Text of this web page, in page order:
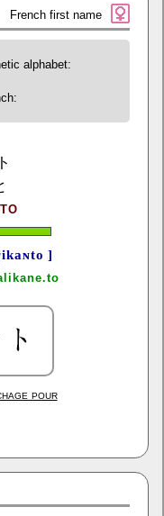
French first name
alphabet:
]
pour